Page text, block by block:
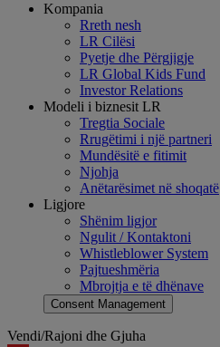
Kompania
Rreth nesh
LR Cilësi
Pyetje dhe Përgjigje
LR Global Kids Fund
Investor Relations
Modeli i biznesit LR
Tregtia Sociale
Rrugëtimi i një partneri
Mundësitë e fitimit
Njohja
Anëtarësimet në shoqatë
Ligjore
Shënim ligjor
Ngulit / Kontaktoni
Whistleblower System
Pajtueshmëria
Mbrojtja e të dhënave
Consent Management
Vendi/Rajoni dhe Gjuha